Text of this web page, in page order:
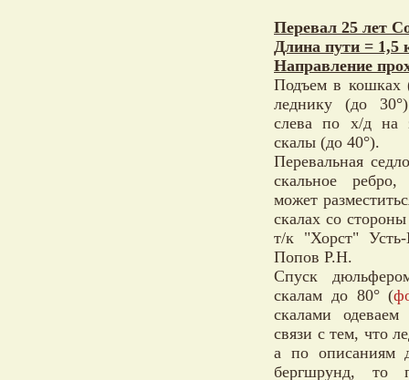
Перевал 25 лет
Длина пути = 1,5
Направление
Подъем в кошках
леднику (до
слева по х/д на
скалы (до 40°).
Перевальная
скальное
может
скалах со
т/к "Хорст"
Попов Р.Н.
Спуск
скалам до 80° (
скалами
связи с тем, что
а по описаниям
бергшрунд, то